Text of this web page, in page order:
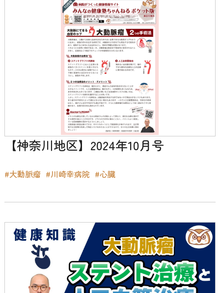
【神奈川地区】2024年10月号
#大動脈瘤 #川崎幸病院 #心臓